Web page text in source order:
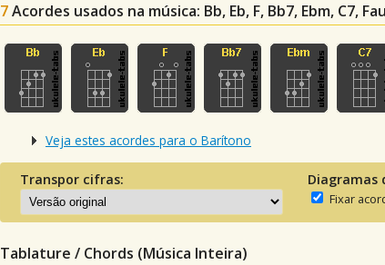
7Acordes usados na música: Bb, Eb, F, Bb7, Ebm, C7,
Veja estes acordes para o Barítono
Transpor cifras: Diagramas
Fixar
Tablature / Chords (Música Inteira)